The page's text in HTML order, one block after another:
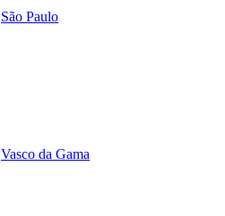
São Paulo
Vasco da Gama